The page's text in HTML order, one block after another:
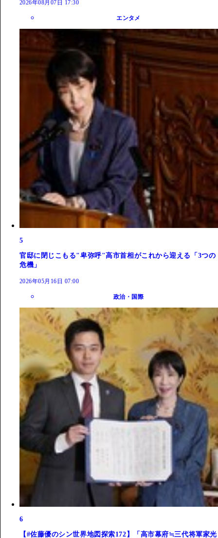
2026年08月07日 17:30
エンタメ
5
官邸に閉じこもる"卑弥呼"高市首相がこれから迎える「3つの
危機」
2026年05月16日 07:00
政治・国際
6
【#佐藤優のシン世界地図探索172】「高市幕府≒三代将軍家光